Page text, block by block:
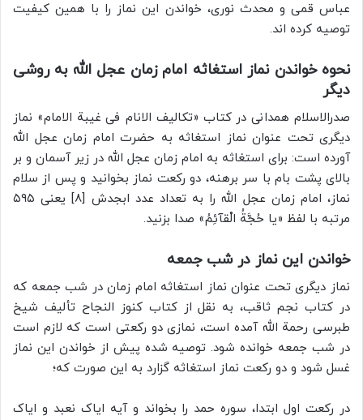
عباس قمی و محدث نوری، خواندن این نماز را با همین کیفیت
توصیه کرده‌ اند.
نحوه خواندن نماز استغاثه امام زمان عجل الله به روشی
دیگر
صدرالاسلام همدانی در کتاب «تکالیف الانام فی غیبة الامام» نماز
دیگری تحت عنوان نماز استغاثه به حضرت امام زمان عجل الله
آورده است: برای استغاثه به امام زمان عجل الله در زیر آسمان و بر
بالای پشت ‌بام با سر برهنه، دو رکعت نماز بخوانید و پس از سلام
نماز، امام زمان عجل الله را به تعداد عدد ابجدش [8] یعنی ۵۹۵
مرتبه با لفظ «یا حُجَّةُ الْقآئِمُ» صدا بزنید.
خواندن این نماز در شب جمعه
نماز دیگری تحت عنوان نماز استغاثه امام زمان در شب جمعه که
در کتاب نجم ثاقب، به نقل از کتاب کنوز النجاح تألیف شیخ
طبرسی رحمة الله آمده است، نمازی دو رکعتی است که لازم است
در شب جمعه خوانده شود. توصیه شده پیش از خواندن این نماز
غسل شود و دو رکعت نماز استغاثه گزارد به این صورت که؛
در رکعت اول ابتدا، سوره حمد را بخواند و آیه ایاک نعبد و ایاک